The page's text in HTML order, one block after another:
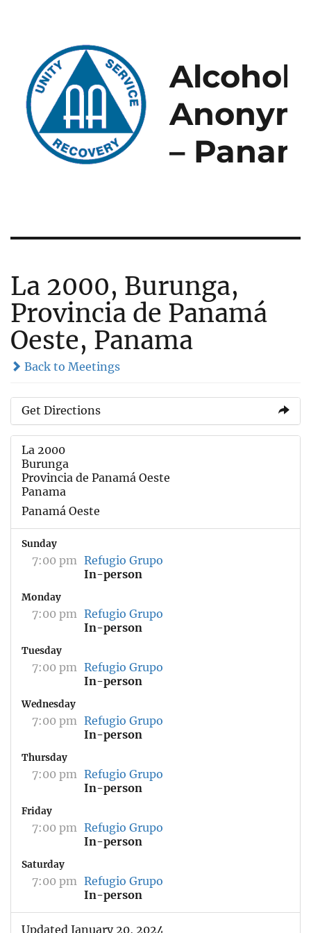
–
La 2000, Burunga,
Provincia de Panamá
Oeste, Panama
Back to Meetings
Get Directions
La 2000
Burunga
Provincia de Panamá Oeste
Panama
Panamá Oeste
Sunday
7:00 pm Refugio Grupo
In-person
Monday
7:00 pm Refugio Grupo
In-person
Tuesday
7:00 pm Refugio Grupo
In-person
Wednesday
7:00 pm Refugio Grupo
In-person
Thursday
7:00 pm Refugio Grupo
In-person
Friday
7:00 pm Refugio Grupo
In-person
Saturday
7:00 pm Refugio Grupo
In-person
Updated January 20, 2024